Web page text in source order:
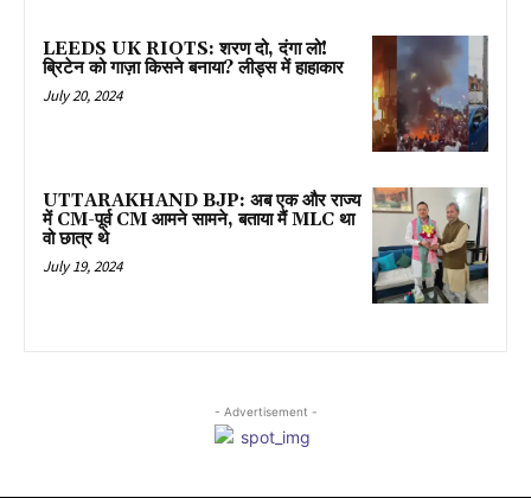
LEEDS UK RIOTS: शरण दो, दंगा लो!
ब्रिटेन को गाज़ा किसने बनाया? लीड्स में हाहाकार
July 20, 2024
UTTARAKHAND BJP: अब एक और राज्य
में CM-पूर्व CM आमने सामने, बताया मैं MLC था
वो छात्र थे
July 19, 2024
- Advertisement -